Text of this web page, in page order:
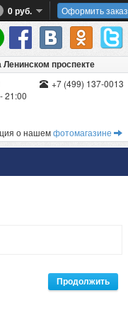
Оформить заказ
0 руб.
проспекте
21:00
+7 (499) 137-0013
о нашемфотомагазине
Продолжить